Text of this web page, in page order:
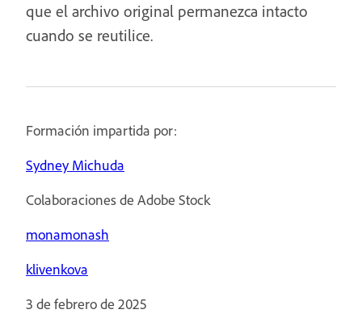
que el archivo original permanezca intacto
cuando se reutilice.
Formación impartida por:
Sydney Michuda
Colaboraciones de Adobe Stock
monamonash
klivenkova
3 de febrero de 2025